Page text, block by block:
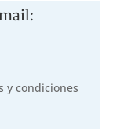
y condiciones